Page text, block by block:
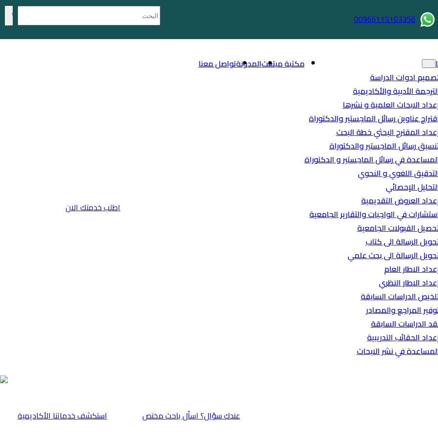
00966115103356
ادوات الدراسة
الأدبية والأكاديمية
الابحاث العلمية و نشرها
عناوين رسائل الماجستير والدكتوراة
المقترح البحثي خطة البحث
رسائل الماجستير والدكتوراة
في رسائل الماجستير و الدكتوراة
اللغوي و النحوي
الإحصائي
العروض التقديمية
في الواجبات والتقارير الجامعية
القبولات الجامعية
الرسالة الى كتاب
الرسالة الى بحث علمي
الاطار العام
الاطار النظري
الدراسات السابقة
المراجع والمصادر
الدراسات السابقة
الحقائب التدريبية
في نشر الابحاث
مكتبة مبتعثالمدونةتواصل معنا
اطلب خدمتك الان
⁠استكشف خدماتنا الأكاديمية عندك سؤال؟ اسأل باحث مختص